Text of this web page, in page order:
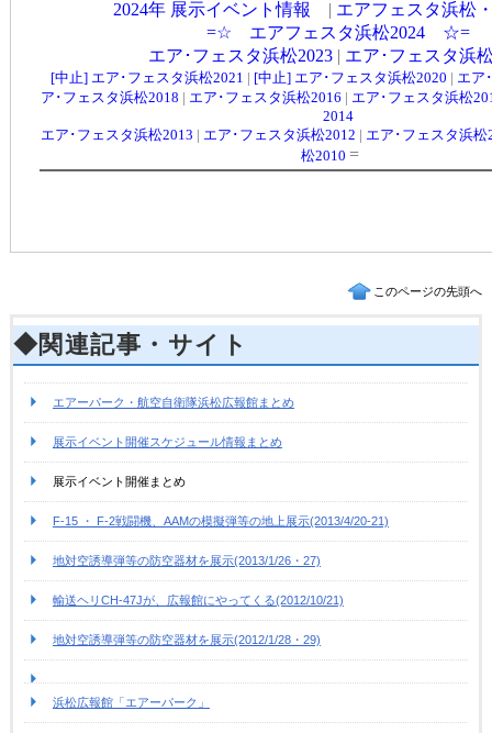
このページの先頭へ
◆関連記事・サイト
エアーパーク・航空自衛隊浜松広報館まとめ
展示イベント開催スケジュール情報まとめ
展示イベント開催まとめ
F-15 ・ F-2戦闘機、AAMの模擬弾等の地上展示(2013/4/20-21)
地対空誘導弾等の防空器材を展示(2013/1/26・27)
輸送ヘリCH-47Jが、広報館にやってくる(2012/10/21)
地対空誘導弾等の防空器材を展示(2012/1/28・29)
浜松広報館「エアーパーク」